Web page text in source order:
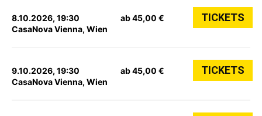
8.10.2026, 19:30
CasaNova Vienna, Wien
ab 45,00 € TICKETS
9.10.2026, 19:30
CasaNova Vienna, Wien
ab 45,00 € TICKETS